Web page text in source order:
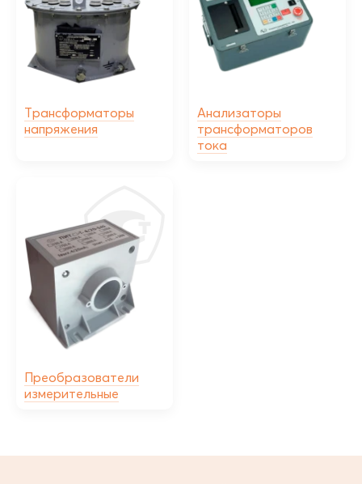
Трансформаторы
напряжения
Анализаторы
трансформаторов
тока
Преобразователи
измерительные